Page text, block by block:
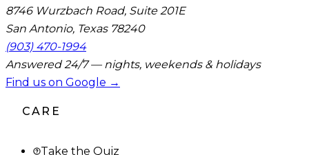
8746 Wurzbach Road, Suite 201E
San Antonio, Texas 78240
(903) 470-1994
Answered 24/7 — nights, weekends & holidays
Find us on Google →
CARE
Take the Quiz